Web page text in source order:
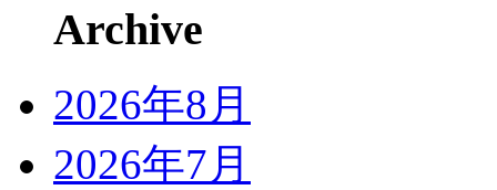
Archive
2026年8月
2026年7月